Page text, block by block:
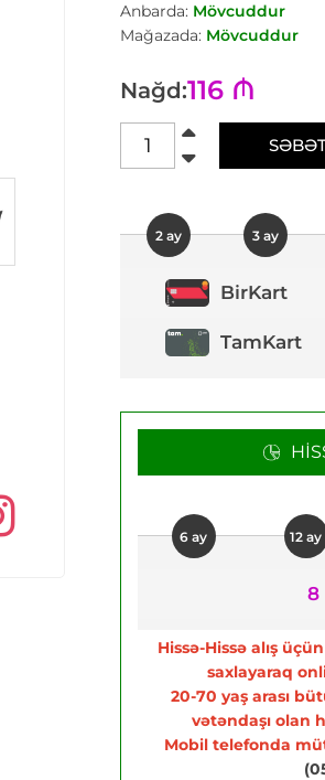
Anbarda: Mövcuddur
Mağazada: Mövcuddur
Nağd:116 ₼
2 ay 3 ay
BirKart
TamKart
6 ay 12 ay
8
Hissə-Hissə alış
saxlayaraq
20-70 yaş arası
vətəndaşı olan
Mobil telefonda